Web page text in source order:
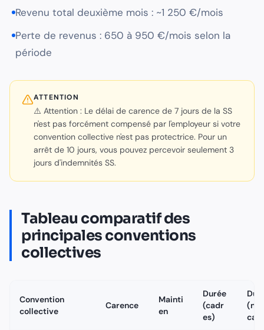
Revenu total deuxième mois : ~1 250 €/mois
Perte de revenus : 650 à 950 €/mois selon la
période
ATTENTION
⚠️ Attention : Le délai de carence de 7 jours de la SS
n'est pas forcément compensé par l'employeur si votre
convention collective n'est pas protectrice. Pour un
arrêt de 10 jours, vous pouvez percevoir seulement 3
jours d'indemnités SS.
Tableau comparatif des
principales conventions
collectives
Convention
collective
Carence
Mainti
en
Durée
(cadr
es)